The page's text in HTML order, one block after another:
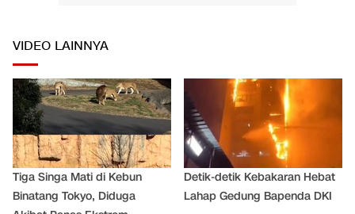
VIDEO LAINNYA
Tiga Singa Mati di Kebun
Binatang Tokyo, Diduga
Detik-detik Kebakaran Hebat
Lahap Gedung Bapenda DKI